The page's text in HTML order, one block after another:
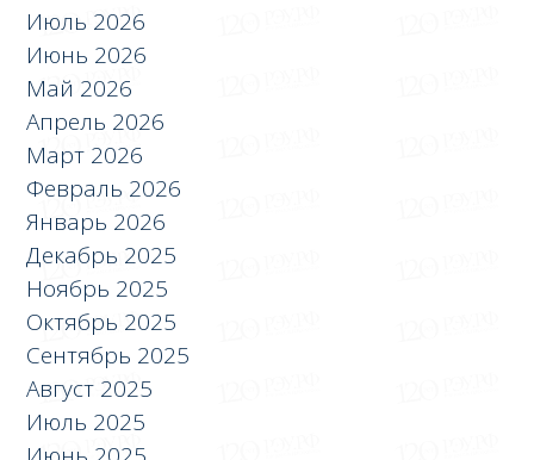
Июль 2026
Июнь 2026
Май 2026
Апрель 2026
Март 2026
Февраль 2026
Январь 2026
Декабрь 2025
Ноябрь 2025
Октябрь 2025
Сентябрь 2025
Август 2025
Июль 2025